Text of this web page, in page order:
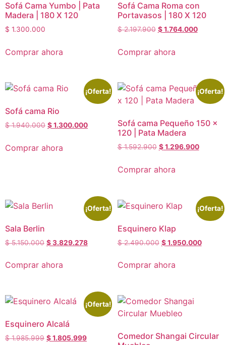
Sofá Cama Yumbo | Pata
Madera | 180 X 120
$ 1.300.000
Comprar ahora
Sofá Cama Roma con
Portavasos | 180 X 120
$2.197.900 $1.764.000
Comprar ahora
¡Oferta!
Sofá cama Rio
$1.940.000 $1.300.000
Comprar ahora
¡Oferta!
Sofá cama Pequeño 150 x
120 | Pata Madera
$1.592.900 $1.296.900
Comprar ahora
¡Oferta!
Sala Berlin
$5.150.000 $3.829.278
Comprar ahora
¡Oferta!
Esquinero Klap
$2.490.000 $1.950.000
Comprar ahora
¡Oferta!
Esquinero Alcalá
$1.985.999 $1.805.999
Comedor Shangai Circular